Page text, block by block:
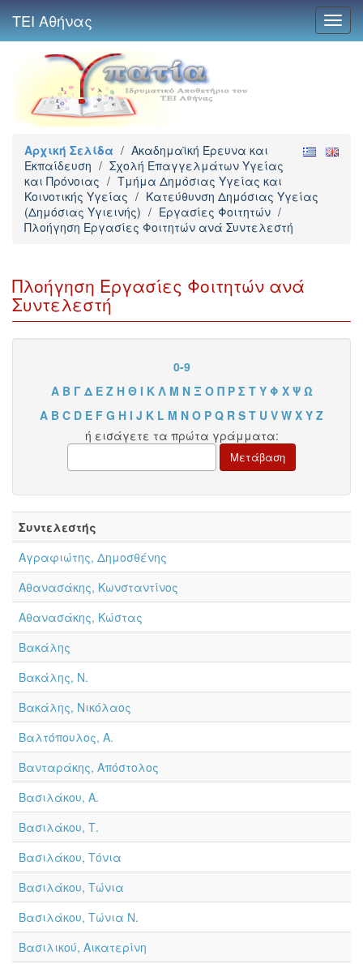
ΤΕΙ Αθήνας
Αρχική Σελίδα / Ακαδημαϊκή Έρευνα και
Εκπαίδευση / Σχολή Επαγγελμάτων Υγείας
και Πρόνοιας / Τμήμα Δημόσιας Υγείας και
Κοινοτικής Υγείας / Κατεύθυνση Δημόσιας Υγείας
(Δημόσιας Υγιεινής) / Εργασίες Φοιτητών /
Πλοήγηση Εργασίες Φοιτητών ανά Συντελεστή
Πλοήγηση Εργασίες Φοιτητών ανά
Συντελεστή
0-9
Α Β Γ Δ Ε Ζ Η Θ Ι Κ Λ Μ Ν Ξ Ο Π Ρ Σ Τ Υ Φ Χ Ψ Ω
A B C D E F G H I J K L M N O P Q R S T U V W X Y Z
ή εισάγετε τα πρώτα γράμματα:
Συντελεστής
Αγραφιώτης, Δημοσθένης
Αθανασάκης, Κωνσταντίνος
Αθανασάκης, Κώστας
Βακάλης
Βακάλης, Ν.
Βακάλης, Νικόλαος
Βαλτόπουλος, Α.
Βανταράκης, Απόστολος
Βασιλάκου, Α.
Βασιλάκου, Τ.
Βασιλάκου, Τόνια
Βασιλάκου, Τώνια
Βασιλάκου, Τώνια Ν.
Βασιλικού, Αικατερίνη